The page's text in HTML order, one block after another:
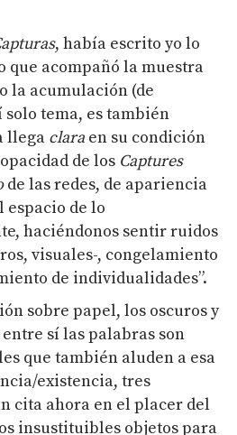
, había escrito yo lo
que acompañó la muestra
la acumulación (de
tema, es también
llega clara en su condición
de los Captures
de las redes, de apariencia
espacio de lo
haciéndonos sentir ruidos
visuales-, congelamiento
de individualidades”.
sobre papel, los oscuros y
sí las palabras son
que también aluden a esa
existencia, tres
cita ahora en el placer del
insustituibles objetos para